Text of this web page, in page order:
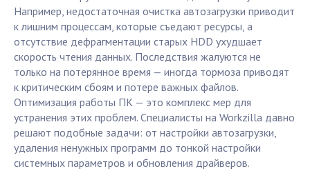
Например, недостаточная очистка автозагрузки приводит
к лишним процессам, которые съедают ресурсы, а
отсутствие дефрагментации старых HDD ухудшает
скорость чтения данных. Последствия жалуются не
только на потерянное время — иногда тормоза приводят
к критическим сбоям и потере важных файлов.
Оптимизация работы ПК — это комплекс мер для
устранения этих проблем. Специалисты на Workzilla давно
решают подобные задачи: от настройки автозагрузки,
удаления ненужных программ до тонкой настройки
системных параметров и обновления драйверов.